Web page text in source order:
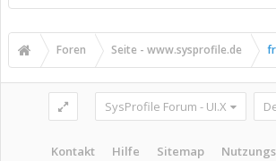
Foren Seite - www.sysprofile.de
SysProfile Forum - UI.X
Kontakt Hilfe Sitemap